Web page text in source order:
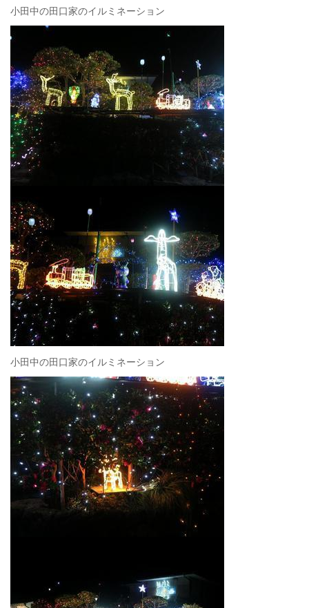
小田中の田口家のイルミネーション
小田中の田口家のイルミネーション